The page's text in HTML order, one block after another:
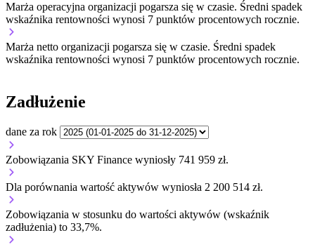
Marża operacyjna organizacji pogarsza się w czasie. Średni spadek
wskaźnika rentowności wynosi 7 punktów procentowych rocznie.
Marża netto organizacji pogarsza się w czasie. Średni spadek
wskaźnika rentowności wynosi 7 punktów procentowych rocznie.
Zadłużenie
dane za rok
Zobowiązania SKY Finance wyniosły 741 959 zł.
Dla porównania wartość aktywów wyniosła 2 200 514 zł.
Zobowiązania w stosunku do wartości aktywów (wskaźnik
zadłużenia) to 33,7%.